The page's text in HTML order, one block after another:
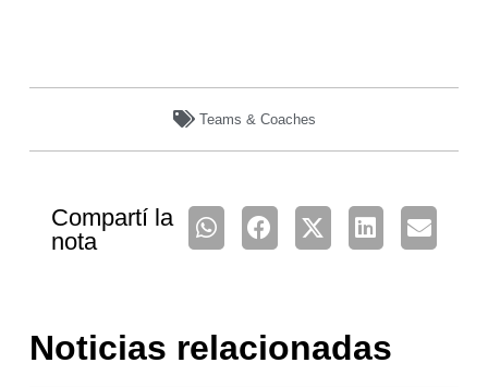
Teams & Coaches
Compartí la
nota
Noticias relacionadas